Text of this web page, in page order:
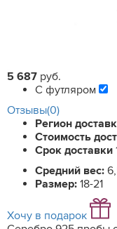
5 687 руб.
С футляром
Отзывы(0)
Регион
Стоимость
Срок доставки
Средний вес:
Размер: 18-21
Хочу в подарок